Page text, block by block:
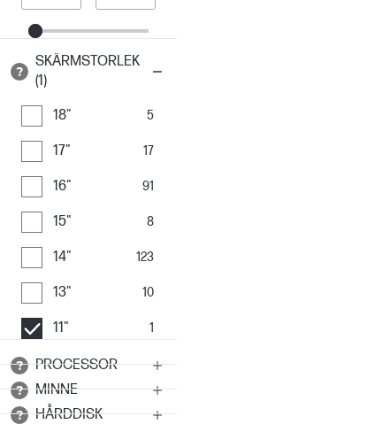
SKÄRMSTORLEK
(1)
18" 5
17" 17
16" 91
15" 8
14" 123
13" 10
11" 1
PROCESSOR
MINNE
HÅRDDISK